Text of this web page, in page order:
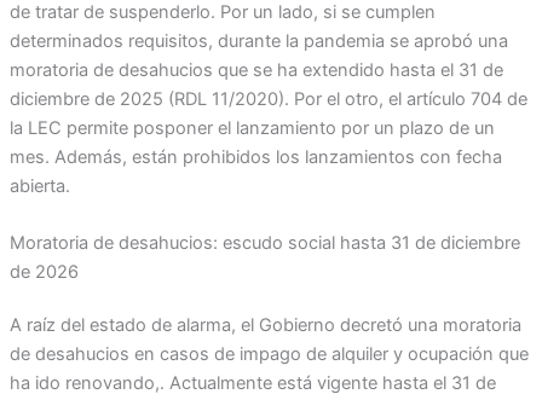
de tratar de suspenderlo. Por un lado, si se cumplen
determinados requisitos, durante la pandemia se aprobó una
moratoria de desahucios que se ha extendido hasta el 31 de
diciembre de 2025 (RDL 11/2020). Por el otro, el artículo 704 de
la LEC permite posponer el lanzamiento por un plazo de un
mes. Además, están prohibidos los lanzamientos con fecha
abierta.
Moratoria de desahucios: escudo social hasta 31 de diciembre
de 2026
A raíz del estado de alarma, el Gobierno decretó una moratoria
de desahucios en casos de impago de alquiler y ocupación que
ha ido renovando,. Actualmente está vigente hasta el 31 de